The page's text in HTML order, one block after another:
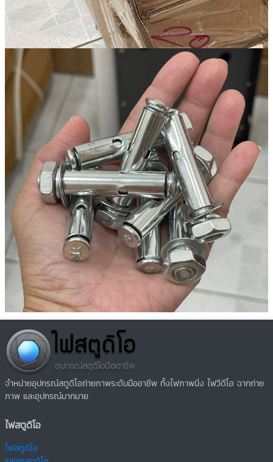
จำหน่ายอุปกรณ์สตูดิโอถ่ายภาพระดับมืออาชีพ ทั้งไฟภาพนิ่ง ไฟวีดีโอ ฉากถ่าย
ภาพ และอุปกรณ์มากมาย
ไฟสตูดิโอ
ไฟสตูดิโอ